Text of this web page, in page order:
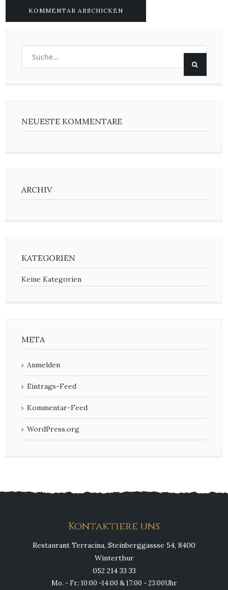
NEUESTE KOMMENTARE
ARCHIV
KATEGORIEN
Keine Kategorien
META
Anmelden
Eintrags-Feed
Kommentar-Feed
WordPress.org
Kontaktiere uns
Restaurant Terracina, Steinberggassse 54, 8400
Winterthur
052 214 33 33
Mo. - Fr.: 10:00 -14:00 & 17:00 - 23:00Uhr